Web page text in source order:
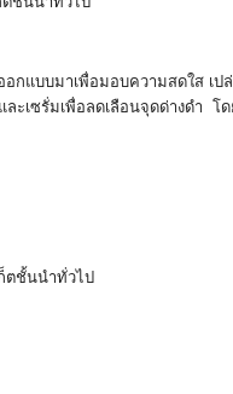
อกแบบมาเพื่อมอบความสดใส เ
ละเซรั่มเพื่อลดเลือนจุดด่างดำ โ
ตชั้นนำทั่วไป